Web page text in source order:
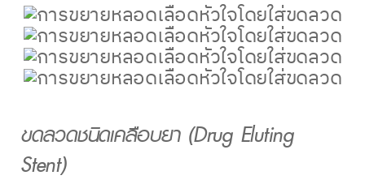
ขดลวดชนิดเคลือบยา (Drug Eluting
Stent)